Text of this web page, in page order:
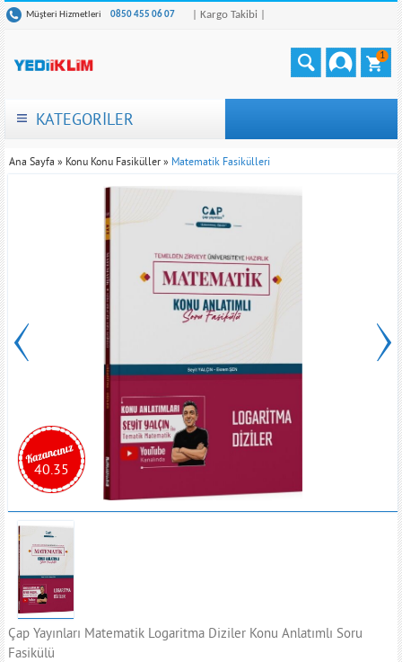
Müşteri Hizmetleri 0850 455 06 07 | Kargo Takibi |
1
KATEGORİLER
Ana Sayfa » Konu Konu Fasiküller » Matematik Fasikülleri
40.35
Çap Yayınları Matematik Logaritma Diziler Konu Anlatımlı Soru
Fasikülü